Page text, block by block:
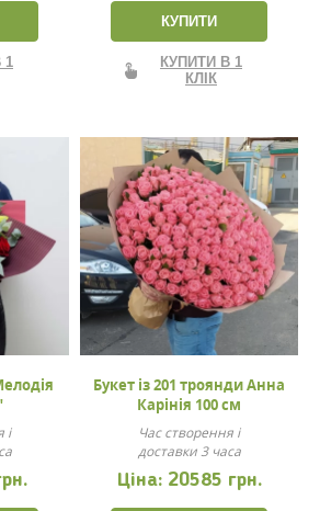
1
КУПИТИ
КУПИТИ В 1
КЛІК
і
Букет із 201 троянди Анна
Карінія 100 см
Час створення і
доставки 3 часа
Ціна: 20585 грн.